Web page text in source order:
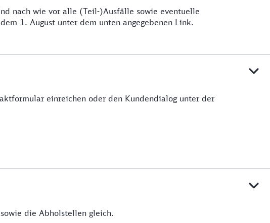
nach wie vor alle (Teil-)Ausfälle sowie eventuelle
1. August unter dem unten angegebenen Link.
einreichen oder den Kundendialog unter der
die Abholstellen gleich.